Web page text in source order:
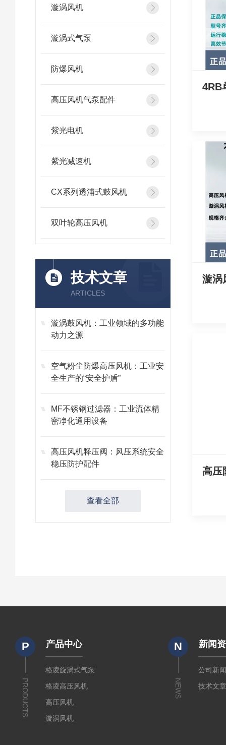
漩涡风机
漩涡式气泵
防爆风机
高压风机气泵配件
紫光电机
紫光减速机
CX系列透浦式鼓风机
双叶轮高压风机
技术文章
ARTICLES
漩涡鼓风机：工业领域的多功能
动力之源
空气粉尘防爆高压风机：工业安
全生产的“安全护盾”
MF不锈钢过滤器：工业流体精
密净化通用设备
高压风机释压阀：风压系统安全
稳压防护配件
查看全部
4RB
漩涡
高压
P
PRODUCTS
产品中心
格凌旋涡式气泵
格凌高压风机
高压风机
漩涡风机
N
NEWS
新闻
公司新
技术文